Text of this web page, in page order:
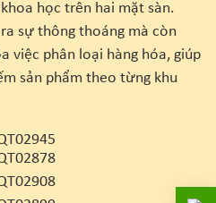
học trên hai mặt sàn.
sự thông thoáng mà còn
việc phân loại hàng hóa, giúp
sản phẩm theo từng khu